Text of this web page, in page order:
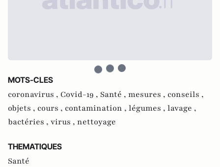
MOTS-CLES
coronavirus , Covid-19 , Santé , mesures , conseils ,
objets , cours , contamination , légumes , lavage ,
bactéries , virus , nettoyage
THEMATIQUES
Santé